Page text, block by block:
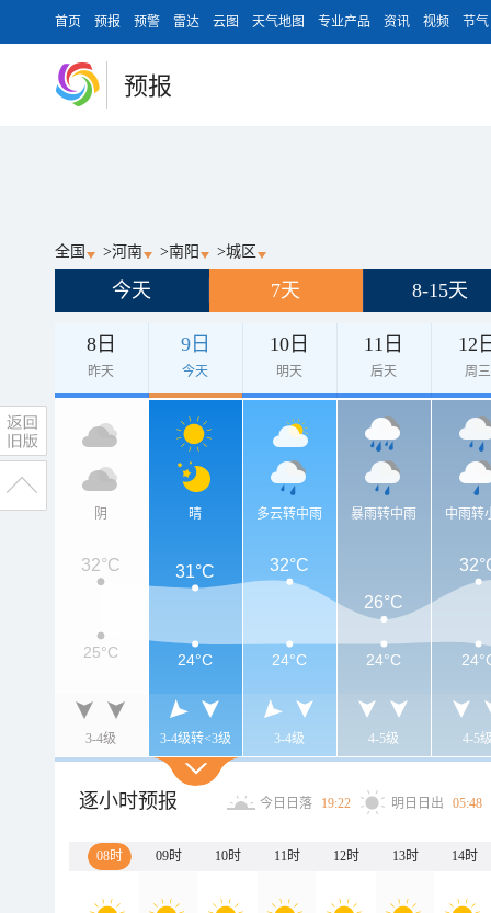
首页 预报 预警 雷达 云图 天气地图 专业产品 资讯 视频 节气
预报
全国 >河南 >南阳 >城区
今天 7天 8-15天
8日
昨天
9日
今天
10日
明天
11日
后天
12
周三
阴
3-4级
晴
3-4级转<3级
多云转中雨
3-4级
暴雨转中雨
4-5级
中雨转
4-5
32°C 31°C 32°C
26°C
25°C 24°C 24°C 24°C
逐小时预报 今日日落 19:22 明日日出 05:48
08时 09时 10时 11时 12时 13时 14时